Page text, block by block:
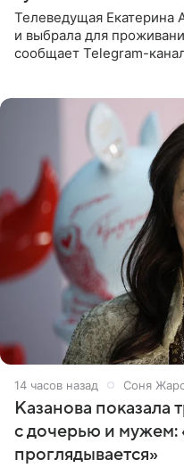
Телеведущая Екатерина
и выбрала для
сообщает Telegram-
14 часов назад Соня
Казанова показала
с дочерью и
проглядывается»